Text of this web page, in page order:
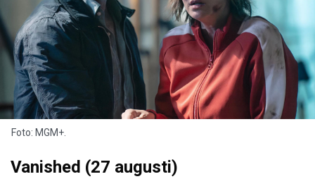
Foto: MGM+.
Vanished (27 augusti)